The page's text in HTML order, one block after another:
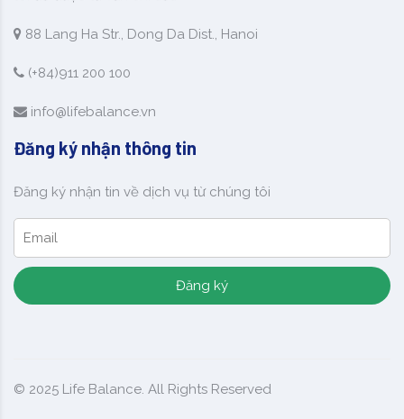
88 Lang Ha Str., Dong Da Dist., Hanoi
(+84)911 200 100
info@lifebalance.vn
Đăng ký nhận thông tin
Đăng ký nhận tin về dịch vụ từ chúng tôi
Đăng ký
© 2025 Life Balance. All Rights Reserved